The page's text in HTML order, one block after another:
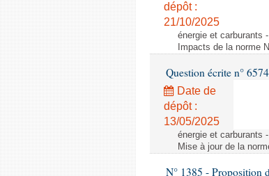
dépôt :
21/10/2025
énergie et carburants
Impacts de la norme
Question écrite n°
Date de
dépôt :
13/05/2025
énergie et carburants
Mise à jour de la
N° 1385 - Proposition